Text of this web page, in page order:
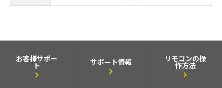
お客様サポー
ト
サポート情報
リモコンの操
作方法